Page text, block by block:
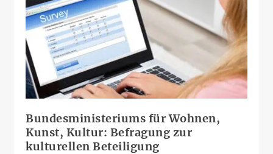
Bundesministeriums für Wohnen,
Kunst, Kultur: Befragung zur
kulturellen Beteiligung